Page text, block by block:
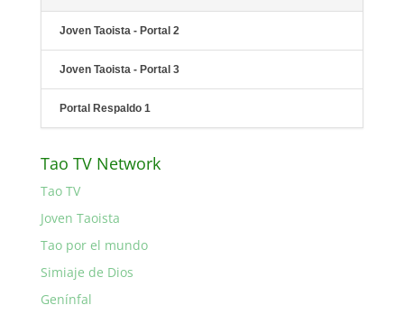
Joven Taoista - Portal 2
Joven Taoista - Portal 3
Portal Respaldo 1
Tao TV Network
Tao TV
Joven Taoista
Tao por el mundo
Simiaje de Dios
Genínfal